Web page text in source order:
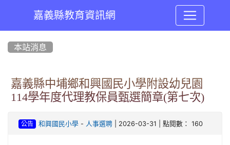
嘉義縣教育資訊網
本站消息
嘉義縣中埔鄉和興國民小學附設幼兒園
114學年度代理教保員甄選簡章(第七次)
公告 和興國民小學- 人事選聘| 2026-03-31 | 點閱數： 160